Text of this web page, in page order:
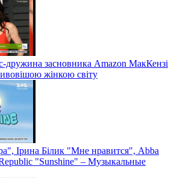
дружина засновника Amazon МакКензі
жінкою світу
Ірина Білик "Мне нравится", Abba
"Sunshine" – Музыкальные